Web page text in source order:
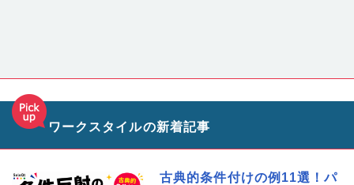
ワークスタイルの新着記事
古典的条件付けの例11選！パ